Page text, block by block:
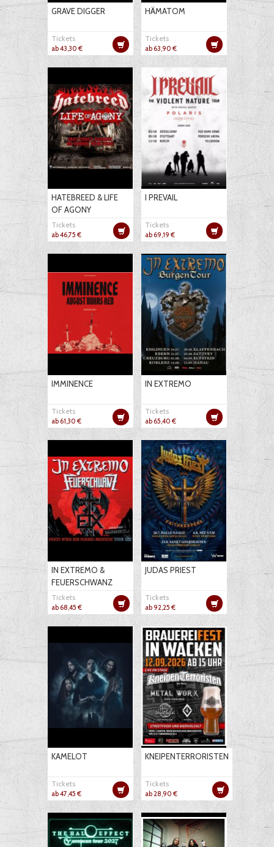
GRAVE DIGGER
Tickets
ab 43,30 €
HÄMATOM
Tickets
ab 63,90 €
HATEBREED & LIFE
OF AGONY
Tickets
ab 46,75 €
I PREVAIL
Tickets
ab 69,19 €
IMMINENCE
Tickets
ab 61,30 €
IN EXTREMO
Tickets
ab 65,40 €
IN EXTREMO &
FEUERSCHWANZ
Tickets
ab 68,45 €
JUDAS PRIEST
Tickets
ab 92,25 €
KAMELOT
Tickets
ab 47,45 €
KNEIPENTERRORISTEN
Tickets
ab 28,90 €